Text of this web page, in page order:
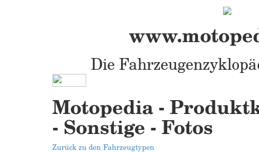
Die
Motopedia -
- Sonstige - Fotos
Zurück zu den Fahrzeugtypen